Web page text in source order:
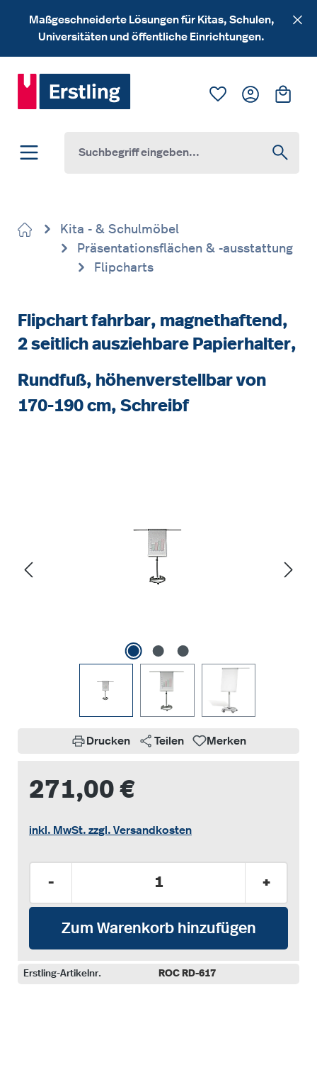
Zum Hauptinhalt springen
Maßgeschneiderte Lösungen für Kitas, Schulen,
Universitäten und öffentliche Einrichtungen.
Du hast 0
Kita - & Schulmöbel
Präsentationsflächen & -ausstattung
Flipcharts
Flipchart fahrbar, magnethaftend,
2 seitlich ausziehbare Papierhalter,
Rundfuß, höhenverstellbar von
170-190 cm, Schreibf
Drucken Teilen Merken
271,00 €
inkl. MwSt. zzgl. Versandkosten
- +
Zum Warenkorb hinzufügen
Erstling-Artikelnr. ROC RD-617